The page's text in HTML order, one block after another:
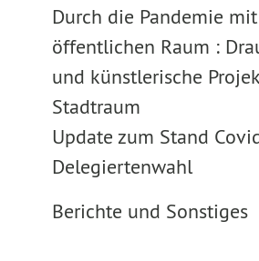
Durch die Pandemie
öffentlichen Raum :
und künstlerische
Stadtraum
Update zum Stand
Delegiertenwahl
Berichte und Sonstiges